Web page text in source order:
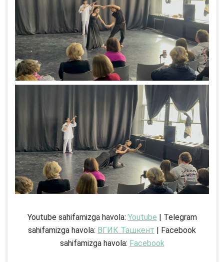
Youtube sahifamizga havola: Youtube | Telegram
sahifamizga havola: ВГИК Ташкент | Facebook
sahifamizga havola: Facebook